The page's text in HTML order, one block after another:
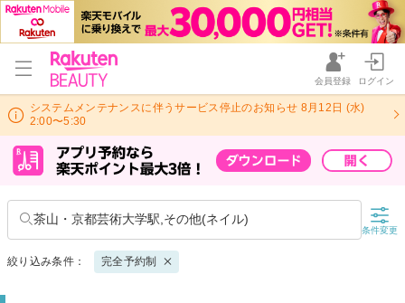
会員登録 ログイン
システムメンテナンスに伴うサービス停止のお知らせ 8月12日 (水)
2:00〜5:30
茶山・京都芸術大学駅,その他(ネイル)
条件変更
絞り込み条件： 完全予約制